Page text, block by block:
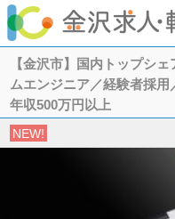
【金沢市】国内トップシ
ムエンジニア／経験者採
年収500万円以上
NEW!